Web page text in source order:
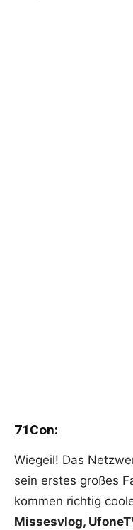
71Con:
Wiegeil! Das
sein erstes großes
kommen richtig
Missesvlog,